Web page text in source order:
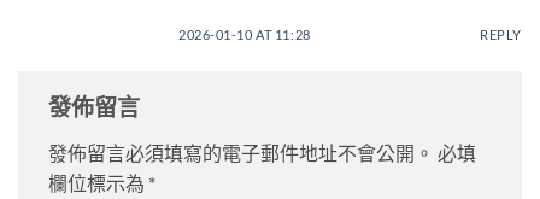
2026-01-10 AT 11:28 REPLY
發佈留言
發佈留言必須填寫的電子郵件地址不會公開。 必填
欄位標示為 *